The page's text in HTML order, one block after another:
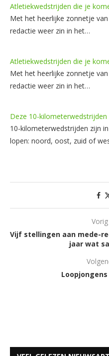
Atletiekwedstrijden die je
Met het heerlijke zonnetje
redactie weer zin in het…
Atletiekwedstrijden die je
Met het heerlijke zonnetje
redactie weer zin in het…
Deze 10-
10-kilometerwedstrijden zijn
lopen: noord, oost, zuid of
Vijf stellingen aan mede-
jaar wat